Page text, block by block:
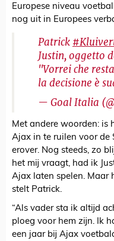
Europese niveau
nog uit in Europees
Patrick
Justin, oggetto
"Vorrei che
la decisione è
— Goal Italia
Met andere woorden: is
Ajax in te ruilen voor de
erover. Nog steeds, zo
het mij vraagt, had ik
Ajax laten spelen. Maar
stelt Patrick.
“Als vader sta ik altijd
ploeg voor hem zijn. Ik
een jaar bij Ajax